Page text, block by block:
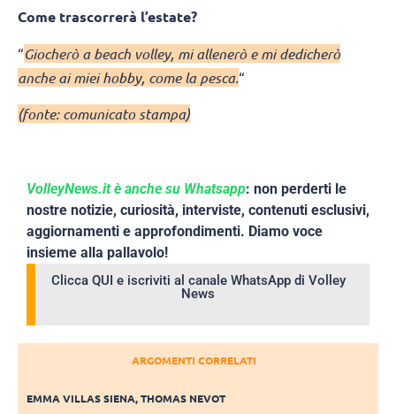
Come trascorrerà l’estate?
“Giocherò a beach volley, mi allenerò e mi dedicherò
anche ai miei hobby, come la pesca.“
(fonte: comunicato stampa)
VolleyNews.it è anche su Whatsapp: non perderti le
nostre notizie, curiosità, interviste, contenuti esclusivi,
aggiornamenti e approfondimenti. Diamo voce
insieme alla pallavolo!
Clicca QUI e iscriviti al canale WhatsApp di Volley
News
ARGOMENTI CORRELATI
EMMA VILLAS SIENA,THOMAS NEVOT